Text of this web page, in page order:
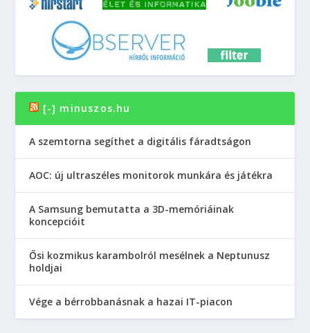
[-] minuszos.hu
A szemtorna segíthet a digitális fáradtságon
AOC: új ultraszéles monitorok munkára és játékra
A Samsung bemutatta a 3D-memóriáinak
koncepcióit
Ősi kozmikus karambolról mesélnek a Neptunusz
holdjai
Vége a bérrobbanásnak a hazai IT-piacon